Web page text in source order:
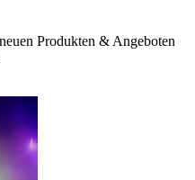
Produkten & Angeboten